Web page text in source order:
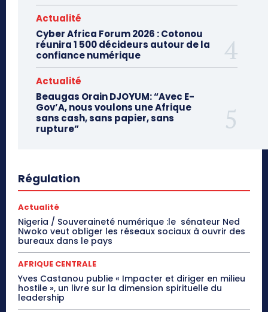
Actualité
Cyber Africa Forum 2026 : Cotonou
réunira 1 500 décideurs autour de la
confiance numérique
Actualité
Beaugas Orain DJOYUM: “Avec E-
Gov’A, nous voulons une Afrique
sans cash, sans papier, sans
rupture”
Régulation
Actualité
Nigeria / Souveraineté numérique :le sénateur Ned
Nwoko veut obliger les réseaux sociaux à ouvrir des
bureaux dans le pays
AFRIQUE CENTRALE
Yves Castanou publie « Impacter et diriger en milieu
hostile », un livre sur la dimension spirituelle du
leadership